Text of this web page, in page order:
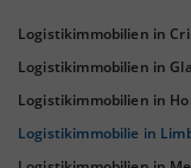
Logistikimmobilien in
Logistikimmobilien in
Logistikimmobilien in
Logistikimmobilie in